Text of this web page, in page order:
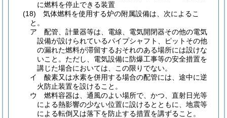
に燃料を停止できる装置
(18)
気体燃料を使用する炉の附属設備は、次によるこ
と。
ア
配管、計量器等は、電線、電気開閉器その他の電気
設備が設けられているパイプシャフト、ピットその他
の漏れた燃料が滞留するおそれのある場所には設けな
いこと。 ただし、電気設備に防爆工事等の安全措置を
講じた場合においては、この限りでない。
イ
酸素又は水素を併用する場合の配管には、途中に逆
火防止装置を設けること。
ウ
燃料容器は、通風のよい場所で、かつ、直射日光等
による熱影響の少ない位置に設けるとともに、地震等
による転倒又は落下を防止する措置を講ずること。